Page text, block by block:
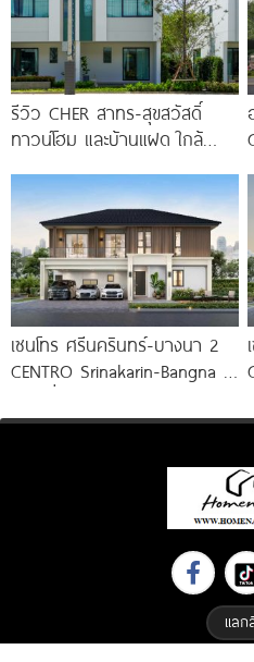
รีวิว CHER สาทร-สุขสวัสดิ์
ทาวน์โฮม และบ้านแฝด ใกล้
ใต้ สถานีแยกประชาอุทิศ เริ่ม
3.59
เซนโทร ศรีนครินทร์-บางนา 2
CENTRO Srinakarin-Bangna 2
บางนา
แลก